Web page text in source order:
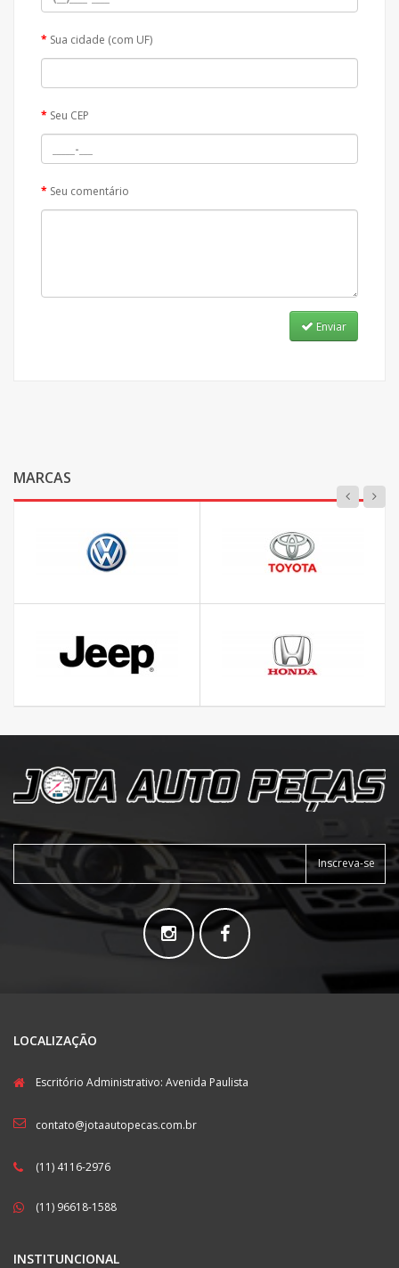
Sua cidade (com UF)
Seu CEP
Seu comentário
Enviar
MARCAS
Inscreva-se
LOCALIZAÇÃO
Escritório Administrativo: Avenida Paulista
contato@jotaautopecas.com.br
(11) 4116-2976
(11) 96618-1588
INSTITUNCIONAL